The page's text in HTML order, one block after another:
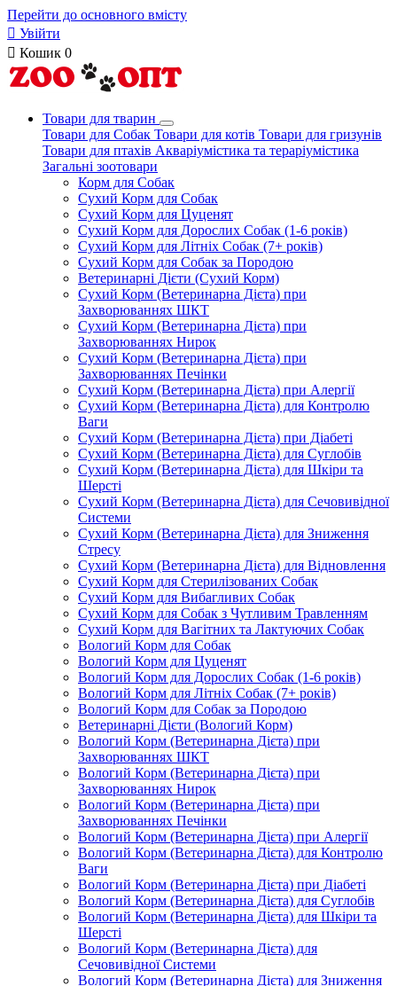
Перейти до основного вмісту
 Увійти
 Кошик 0
Товари для тварин
Товари для Собак Товари для котів Товари для гризунів
Товари для птахів Акваріумістика та тераріумістика
Загальні зоотовари
Корм для Собак
Сухий Корм для Собак
Сухий Корм для Цуценят
Сухий Корм для Дорослих Собак (1-6 років)
Сухий Корм для Літніх Собак (7+ років)
Сухий Корм для Собак за Породою
Ветеринарні Дієти (Сухий Корм)
Сухий Корм (Ветеринарна Дієта) при
Захворюваннях ШКТ
Сухий Корм (Ветеринарна Дієта) при
Захворюваннях Нирок
Сухий Корм (Ветеринарна Дієта) при
Захворюваннях Печінки
Сухий Корм (Ветеринарна Дієта) при Алергії
Сухий Корм (Ветеринарна Дієта) для Контролю
Ваги
Сухий Корм (Ветеринарна Дієта) при Діабеті
Сухий Корм (Ветеринарна Дієта) для Суглобів
Сухий Корм (Ветеринарна Дієта) для Шкіри та
Шерсті
Сухий Корм (Ветеринарна Дієта) для Сечовивідної
Системи
Сухий Корм (Ветеринарна Дієта) для Зниження
Стресу
Сухий Корм (Ветеринарна Дієта) для Відновлення
Сухий Корм для Стерилізованих Собак
Сухий Корм для Вибагливих Собак
Сухий Корм для Собак з Чутливим Травленням
Сухий Корм для Вагітних та Лактуючих Собак
Вологий Корм для Собак
Вологий Корм для Цуценят
Вологий Корм для Дорослих Собак (1-6 років)
Вологий Корм для Літніх Собак (7+ років)
Вологий Корм для Собак за Породою
Ветеринарні Дієти (Вологий Корм)
Вологий Корм (Ветеринарна Дієта) при
Захворюваннях ШКТ
Вологий Корм (Ветеринарна Дієта) при
Захворюваннях Нирок
Вологий Корм (Ветеринарна Дієта) при
Захворюваннях Печінки
Вологий Корм (Ветеринарна Дієта) при Алергії
Вологий Корм (Ветеринарна Дієта) для Контролю
Ваги
Вологий Корм (Ветеринарна Дієта) при Діабеті
Вологий Корм (Ветеринарна Дієта) для Суглобів
Вологий Корм (Ветеринарна Дієта) для Шкіри та
Шерсті
Вологий Корм (Ветеринарна Дієта) для
Сечовивідної Системи
Вологий Корм (Ветеринарна Дієта) для Зниження